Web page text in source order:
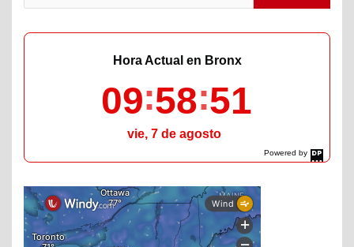
Powered by
DaysPedia.com
Hora Actual en Bronx
09 58 52
vie, 7 de agosto